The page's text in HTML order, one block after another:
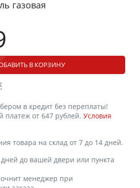
газовая
В КОРЗИНУ
в кредит без переплаты!
платеж от 647 рублей. Условия
товара на склад от 7 до 14 дней.
дней до вашей двери или пункта
менеджер при